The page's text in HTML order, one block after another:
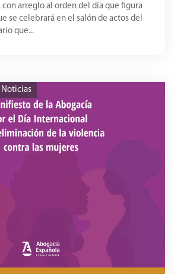
arreglo al orden del día que figura
se celebrará en el salón de actos del
que...